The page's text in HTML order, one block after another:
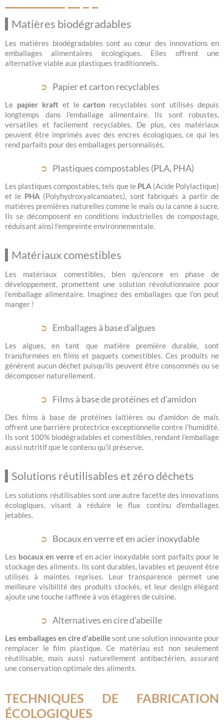
Matières biodégradables
Les matières biodégradables sont au cœur des innovations en
emballages alimentaires écologiques. Elles offrent une
alternative viable aux plastiques traditionnels.
Papier et carton recyclables
Le papier kraftet lecarton recyclables sont utilisés depuis
longtemps dans l’emballage alimentaire. Ils sont robustes,
versatiles et facilement recyclables. De plus, ces matériaux
peuvent être imprimés avec des encres écologiques, ce qui les
rend parfaits pour des emballages personnalisés.
Plastiques compostables (PLA, PHA)
Les plastiques compostables, tels que le PLA (Acide Polylactique)
et le PHA (Polyhydroxyalcanoates), sont fabriqués à partir de
matières premières naturelles comme le maïs ou la canne à sucre.
Ils se décomposent en conditions industrielles de compostage,
réduisant ainsi l’empreinte environnementale.
Matériaux comestibles
Les matériaux comestibles, bien qu’encore en phase de
développement, promettent une solution révolutionnaire pour
l’emballage alimentaire. Imaginez des emballages que l’on peut
manger !
Emballages à base d’algues
Les algues, en tant que matière première durable, sont
transformées en films et paquets comestibles. Ces produits ne
génèrent aucun déchet puisqu’ils peuvent être consommés ou se
décomposer naturellement.
Films à base de protéines et d’amidon
Des films à base de protéines laitières ou d’amidon de maïs
offrent une barrière protectrice exceptionnelle contre l’humidité.
Ils sont 100% biodégradables et comestibles, rendant l’emballage
aussi nutritif que le contenu qu’il préserve.
Solutions réutilisables et zéro déchets
Les solutions réutilisables sont une autre facette des innovations
écologiques, visant à réduire le flux continu d’emballages
jetables.
Bocaux en verre et en acier inoxydable
Les bocaux en verre et en acier inoxydable sont parfaits pour le
stockage des aliments. Ils sont durables, lavables et peuvent être
utilisés à maintes reprises. Leur transparence permet une
meilleure visibilité des produits stockés, et leur design élégant
ajoute une touche raffinée à vos étagères de cuisine.
Alternatives en cire d’abeille
Les emballages en cire d’abeillesont une solution innovante pour
remplacer le film plastique. Ce matériau est non seulement
réutilisable, mais aussi naturellement antibactérien, assurant
une conservation optimale des aliments.
TECHNIQUES DE FABRICATION
ÉCOLOGIQUES